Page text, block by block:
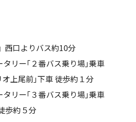
口よりバス約10分
リー｢２番バス乗り場｣乗車
上尾前｣下車 徒歩約１分
リー｢３番バス乗り場｣乗車
歩約５分